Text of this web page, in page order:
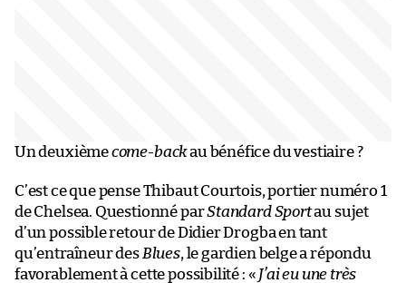
Un deuxièmecome-backau bénéfice du vestiaire ?
C’est ce que pense Thibaut Courtois, portier numéro 1
de Chelsea. Questionné parStandard Sportau sujet
d’un possible retour de Didier Drogba en tant
qu’entraîneur des Blues, le gardien belge a répondu
favorablement à cette possibilité : « J’ai eu une très